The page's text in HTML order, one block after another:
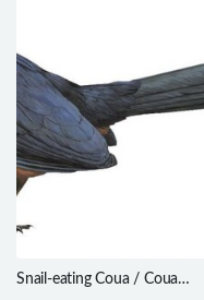
Snail-eating Coua / Coua